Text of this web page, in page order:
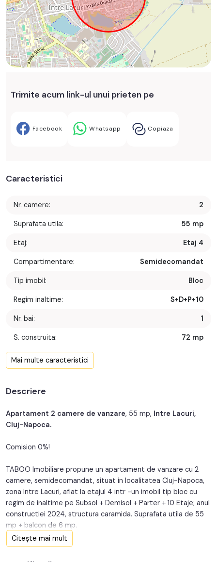
Trimite acum link-ul unui prieten pe
Facebook Whatsapp Copiaza
Caracteristici
Nr. camere: 2
Suprafata utila: 55 mp
Etaj: Etaj 4
Compartimentare: Semidecomandat
Tip imobil: Bloc
Regim inaltime: S+D+P+10
Nr. bai: 1
S. construita: 72 mp
Confort:
Nr. balcoane:
Nr. garaje:
An constructie:
Structura: Caramida
Orientare: Sud-Vest
Mai multe caracteristici
Descriere
Apartament 2 camere de vanzare, 55 mp, Intre Lacuri,
Cluj-Napoca.
Comision 0%!
TABOO Imobiliare propune un apartament de vanzare cu 2
camere, semidecomandat, situat in localitatea Cluj-Napoca,
zona Intre Lacuri, aflat la etajul 4 intr -un imobil tip bloc cu
regim de inaltime pe Subsol + Demisol + Parter + 10 Etaje; anul
constructiei 2024, structura caramida. Suprafata utila de 55
mp + balcon de 6 mp.
Apartamentul este structurat astfel:
Citește mai mult